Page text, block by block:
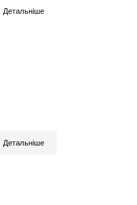
Детальніше
Детальніше